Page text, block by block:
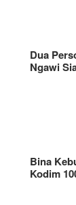
Dua
Ngawi
Bina
Kodim